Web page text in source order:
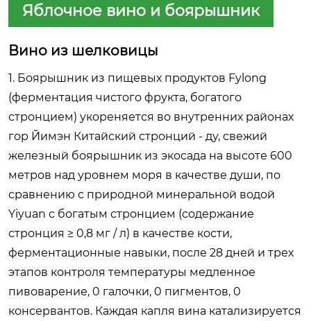
Яблочное вино и боярышник
Вино из шелковицы
1. Боярышник из пищевых продуктов Fylong
(ферментация чистого фрукта, богатого
стронцием) укореняется во внутренних районах
гор Йимэн Китайский стронций - ду, свежий
железный боярышник из экосада на высоте 600
метров над уровнем моря в качестве души, по
сравнению с природной минеральной водой
Yiyuan с богатым стронцием (содержание
стронция ≥ 0,8 мг / л) в качестве кости,
ферментационные навыки, после 28 дней и трех
этапов контроля температуры медленное
пивоварение, 0 галочки, 0 пигментов, 0
консервантов. Каждая капля вина катализируется